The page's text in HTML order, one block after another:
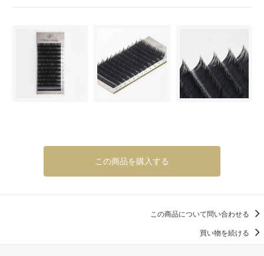
この商品を購入する
この商品について問い合わせる
買い物を続ける